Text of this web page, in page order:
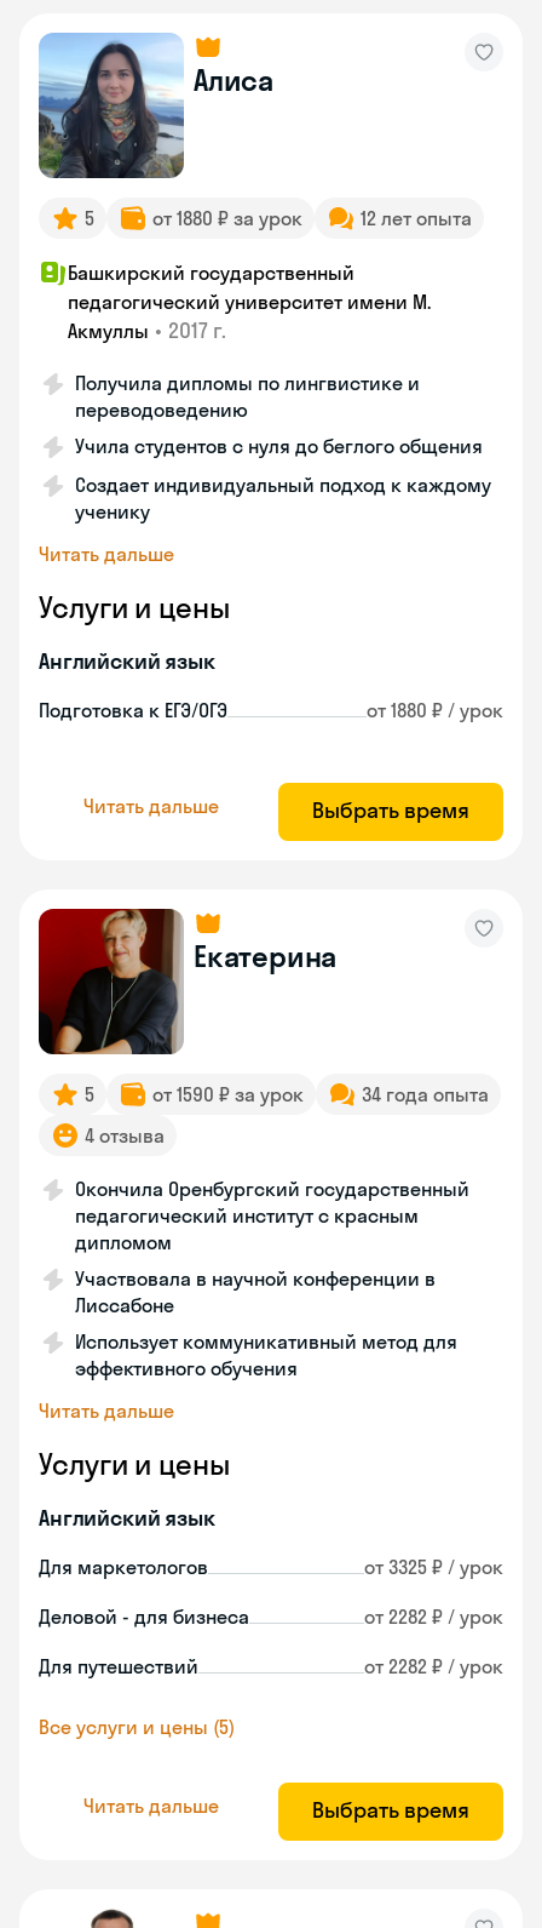
Алиса
5 от 1880 ₽ за урок 12 лет опыта
Башкирский государственный
педагогический университет имени М.
Акмуллы • 2017 г.
Получила дипломы по лингвистике и
переводоведению
Учила студентов с нуля до беглого общения
Создает индивидуальный подход к каждому
ученику
Читать дальше
Услуги и цены
Английский язык
Подготовка к ЕГЭ/ОГЭ от 1880 ₽ / урок
Читать дальше Выбрать время
Екатерина
5 от 1590 ₽ за урок
34 года опыта
4 отзыва
Окончила Оренбургский государственный
педагогический институт с красным
дипломом
Участвовала в научной конференции в
Лиссабоне
Использует коммуникативный метод для
эффективного обучения
Читать дальше
Услуги и цены
Английский язык
Для маркетологов от 3325 ₽ / урок
Деловой - для бизнеса от 2282 ₽ / урок
Для путешествий от 2282 ₽ / урок
Все услуги и цены (5)
Читать дальше Выбрать время